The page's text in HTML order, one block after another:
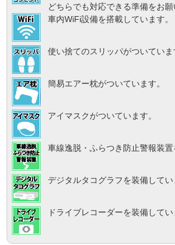
どちらでも対応できる準備をお願
車内WiFi設備を搭載しています。
使い捨てのスリッパがついていま
簡易エアー枕がついています。
アイマスクがついています。
車線逸脱・ふらつき防止警報装置
デジタルタコグラフを装備してい
ドライブレコーダーを装備してい